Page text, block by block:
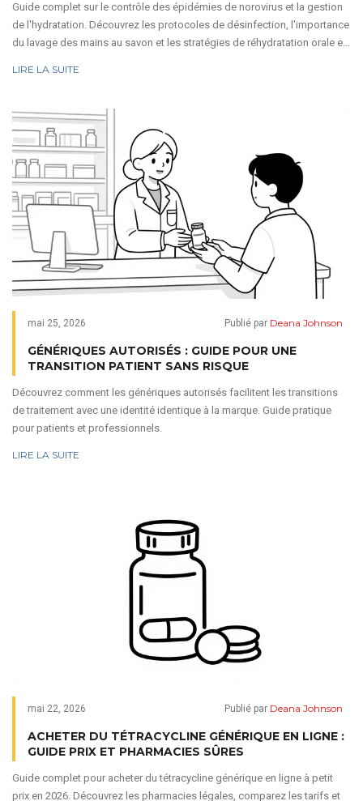
Guide complet sur le contrôle des épidémies de norovirus et la gestion
de l'hydratation. Découvrez les protocoles de désinfection, l'importance
du lavage des mains au savon et les stratégies de réhydratation orale et
LIRE LA SUITE
mai 25, 2026 Publié par Deana Johnson
GÉNÉRIQUES AUTORISÉS : GUIDE POUR UNE
TRANSITION PATIENT SANS RISQUE
Découvrez comment les génériques autorisés facilitent les transitions
de traitement avec une identité identique à la marque. Guide pratique
pour patients et professionnels.
LIRE LA SUITE
mai 22, 2026 Publié par Deana Johnson
ACHETER DU TÉTRACYCLINE GÉNÉRIQUE EN LIGNE :
GUIDE PRIX ET PHARMACIES SÛRES
Guide complet pour acheter du tétracycline générique en ligne à petit
prix en 2026. Découvrez les pharmacies légales, comparez les tarifs et